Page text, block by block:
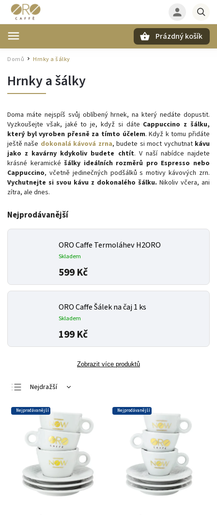
Prázdný košík
Domů / Hrnky a šálky
Hrnky a šálky
Doma máte nejspíš svůj oblíbený hrnek, na který nedáte dopustit.
Vyzkoušejte však, jaké to je, když si dáte Cappuccino z šálku,
který byl vyroben přesně za tímto účelem. Když k tomu přidáte
ještě naše dokonalá kávová zrna, budete si moct vychutnat kávu
jako z kavárny kdykoliv budete chtít. V naší nabídce najdete
krásné keramickéšálky ideálních rozměrů pro Espresso nebo
Cappuccino, včetně jedinečných podšálků s motivy kávových zrn.
Vychutnejte si svou kávu z dokonalého šálku. Nikoliv včera, ani
zítra, ale dnes.
Nejprodávanější
ORO Caffe Termoláhev H2ORO
Skladem
599 Kč
ORO Caffe Šálek na čaj 1 ks
Skladem
199 Kč
Zobrazit více produktů
Nejdražší
Nejprodávanější
Abecedně
Nejprodávanější Nejprodávanější